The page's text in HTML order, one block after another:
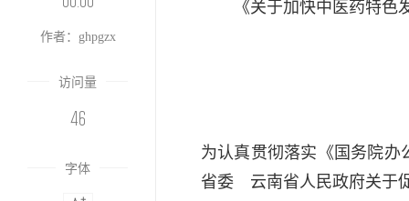
作者：ghpgzx
访问量
46
字体
《关于加快中医药特色发
为认真贯彻落实《国务院办
省委 云南省人民政府关于